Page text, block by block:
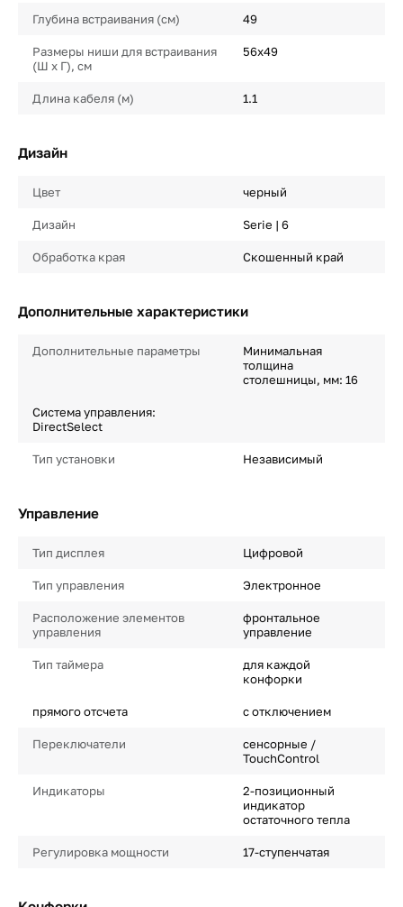
Глубина встраивания (см) 49
Размеры ниши для встраивания
(Ш х Г), см
56х49
Длина кабеля (м) 1.1
Дизайн
Цвет черный
Дизайн Serie | 6
Обработка края Скошенный край
Дополнительные характеристики
Дополнительные параметры
Минимальная
толщина
столешницы, мм: 16
Система управления:
DirectSelect
Тип установки Независимый
Управление
Тип дисплея Цифровой
Тип управления Электронное
Расположение элементов
управления
фронтальное
управление
Тип таймера
для каждой
конфорки
прямого отсчета с отключением
Переключатели
сенсорные /
TouchControl
Индикаторы
2-позиционный
индикатор
остаточного тепла
Регулировка мощности 17-ступенчатая